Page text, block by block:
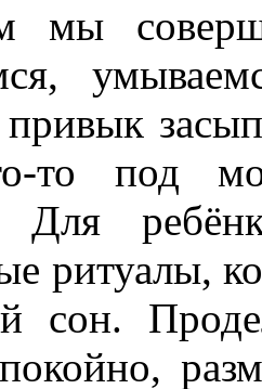
мы
привык
то под
Для
ритуалы,
сон.